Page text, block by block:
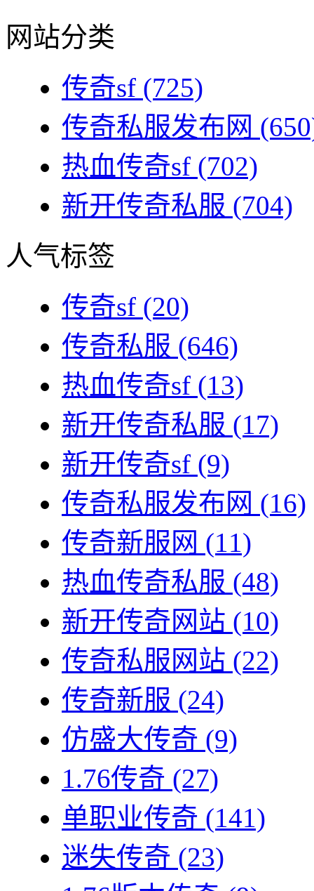
网站分类
传奇sf (725)
传奇私服发布网
热血传奇sf (702)
新开传奇私服 (704)
人气标签
传奇sf (20)
传奇私服 (646)
热血传奇sf (13)
新开传奇私服 (17)
新开传奇sf (9)
传奇私服发布网 (16)
传奇新服网 (11)
热血传奇私服 (48)
新开传奇网站 (10)
传奇私服网站 (22)
传奇新服 (24)
仿盛大传奇 (9)
1.76传奇 (27)
单职业传奇 (141)
迷失传奇 (23)